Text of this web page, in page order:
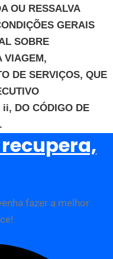
OU RESSALVA
GERAIS
SOBRE
VIAGEM,
DE SERVIÇOS, QUE
ii, DO CÓDIGO DE
fazer a melhor